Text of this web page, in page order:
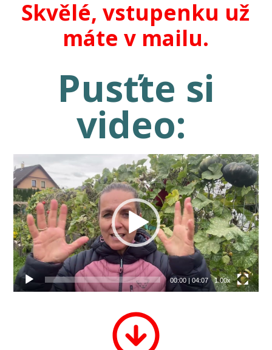
Skvělé, vstupenku už
máte v mailu.
Pusťte si
video:
Video
přehrávač
00:00| 04:07 1.00x